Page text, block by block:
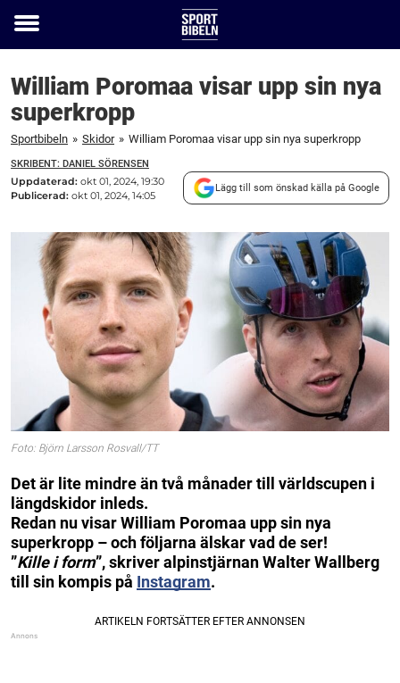
Toggle
William Poromaa visar upp sin nya
superkropp
Sportbibeln » Skidor » William Poromaa visar upp sin nya superkropp
SKRIBENT: DANIEL SÖRENSEN
Uppdaterad: okt 01, 2024, 19:30
Publicerad: okt 01, 2024, 14:05
Lägg till som önskad källa på Google
Foto: Björn Larsson Rosvall/TT
Det är lite mindre än två månader till världscupen i
längdskidor inleds.
Redan nu visar William Poromaa upp sin nya
superkropp – och följarna älskar vad de ser!
”Kille i form”, skriver alpinstjärnan Walter Wallberg
till sin kompis på Instagram.